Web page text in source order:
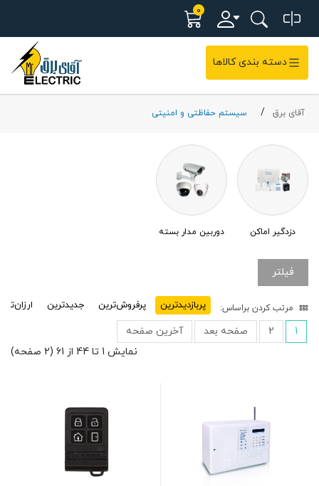
0
دسته بندی کالاها
آقای برق سیستم حفاظتی و امنیتی
دزدگیر اماکن دوربین مدار بسته
فیلتر
مرتب کردن براساس: پربازدید‌ترین پرفروش‌ترین جدیدترین
1
2 صفحه بعد
آخرین صفحه
نمایش 1 تا 44 از 61 (2 صفحه)